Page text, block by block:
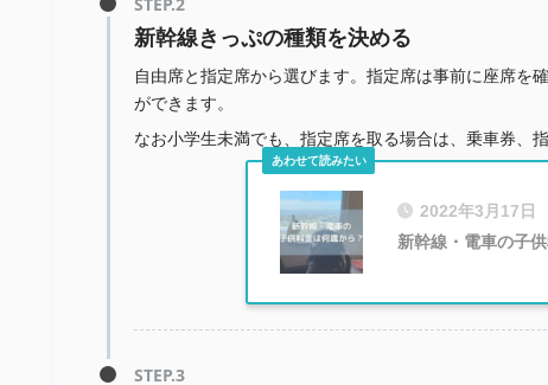
新幹線きっぷの種類を決める
自由席と指定席から選びます。指定席は事前に座席を
ができます。
なお小学生未満でも、指定席を取る場合は、乗車券、
2022年3月17日
新幹線・電車の子